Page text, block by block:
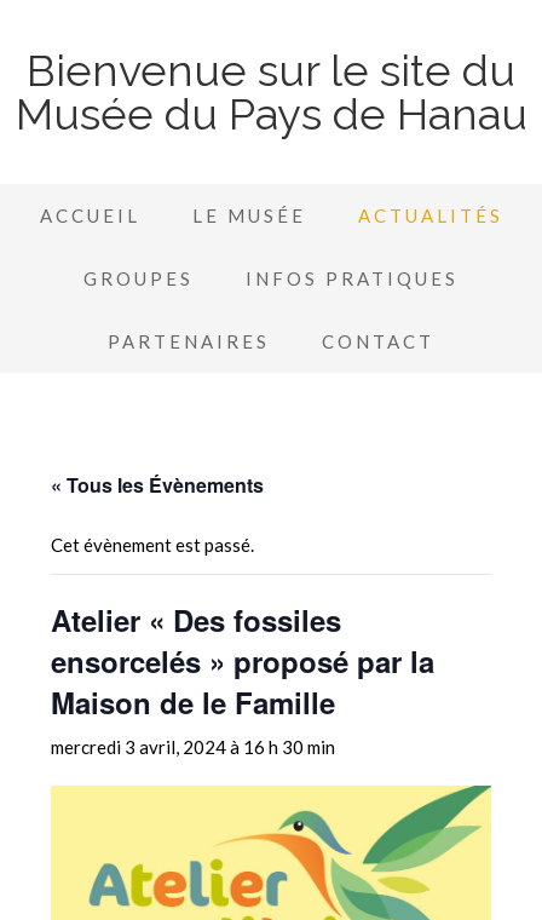
Bienvenue sur le site du
Musée du Pays de Hanau
ACCUEIL LE MUSÉE ACTUALITÉS
GROUPES INFOS PRATIQUES
PARTENAIRES CONTACT
« Tous les Évènements
Cet évènement est passé.
Atelier « Des fossiles
ensorcelés » proposé par la
Maison de le Famille
mercredi 3 avril, 2024 à 16 h 30 min